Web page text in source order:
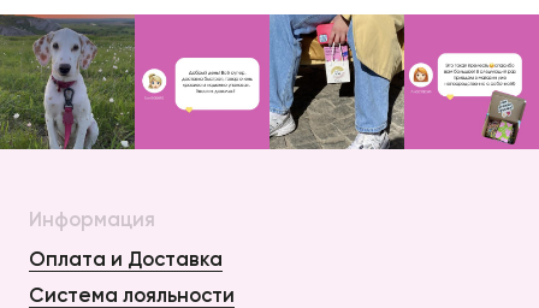
Информация
Оплата и Доставка
Система лояльности